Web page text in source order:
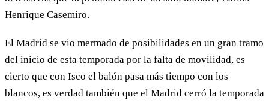
Henrique Casemiro.
El Madrid se vio mermado de posibilidades en un gran tramo
del inicio de esta temporada por la falta de movilidad, es
cierto que con Isco el balón pasa más tiempo con los
blancos, es verdad también que el Madrid cerró la temporada